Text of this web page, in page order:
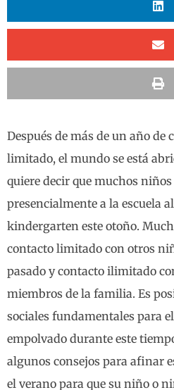
Después de más de un año de
limitado, el mundo se está
quiere decir que muchos
presencialmente a la escuela
kindergarten este otoño.
contacto limitado con otros
pasado y contacto ilimitado
miembros de la familia. Es
sociales fundamentales para
empolvado durante este
algunos consejos para afinar
el verano para que su niño o